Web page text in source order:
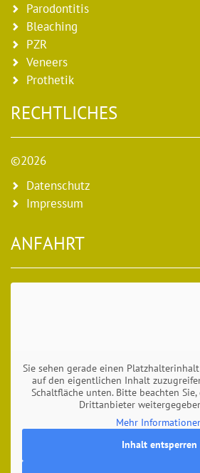
Parodontitis
Bleaching
PZR
Veneers
Prothetik
RECHTLICHES
©2026
Datenschutz
Impressum
ANFAHRT
Sie sehen gerade einen
auf den eigentlichen Inhalt
Schaltfläche unten. Bitte beachten
Drittanbieter
Mehr
Inhalt entsperren